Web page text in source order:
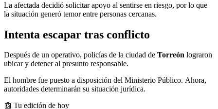
La afectada decidió solicitar apoyo al sentirse en riesgo, por lo que
la situación generó temor entre personas cercanas.
Intenta escapar tras conflicto
Después de un operativo, policías de la ciudad de Torreón lograron
ubicar y detener al presunto responsable.
El hombre fue puesto a disposición del Ministerio Público. Ahora,
autoridades determinarán su situación jurídica.
📰 Tu edición de hoy